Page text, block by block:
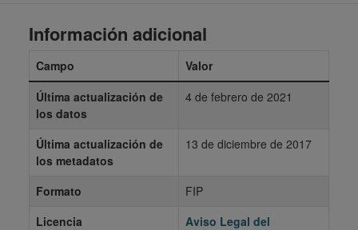
Información adicional
Campo
Valor
Última actualización de
los datos
4 de febrero de 2021
Última actualización de
los metadatos
13 de diciembre de 2017
Formato
FIP
Licencia
Aviso Legal del